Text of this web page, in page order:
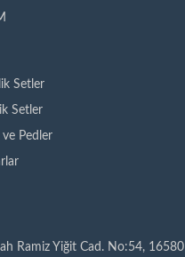
Setler
Setler
ve Pedler
Ramiz Yiğit Cad. No:54, 16580